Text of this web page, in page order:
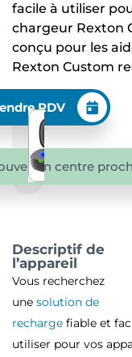
facile à utiliser
chargeur Rexton
conçu pour les
Rexton Custom
RDV
un centre
Descriptif de
l’appareil
Vous recherchez
une solution de
recharge fiable et
utiliser pour vos